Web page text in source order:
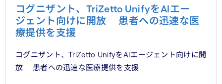
コグニザント、TriZetto UnifyをAIエー
ジェント向けに開放 患者への迅速な医
療提供を支援
コグニザント、TriZetto UnifyをAIエージェント向けに開
放 患者への迅速な医療提供を支援